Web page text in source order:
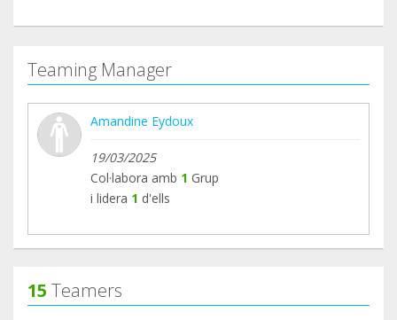
Teaming Manager
Amandine Eydoux
19/03/2025
Col·labora amb 1 Grup
i lidera 1 d'ells
15 Teamers